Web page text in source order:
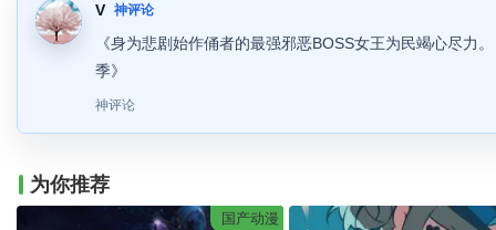
V 神评论
《身为悲剧始作俑者的最强邪恶BOSS女王为民竭心尽力
季》
神评论
为你推荐
国产动漫